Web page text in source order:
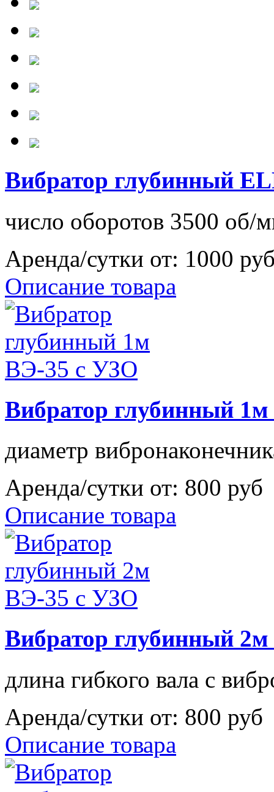
Вибратор глубинный
число оборотов 3500 об/
Аренда/сутки от: 1000
Описание товара
Вибратор глубинный
диаметр
Аренда/сутки от: 800 руб
Описание товара
Вибратор глубинный
длина гибкого вала с
Аренда/сутки от: 800 руб
Описание товара